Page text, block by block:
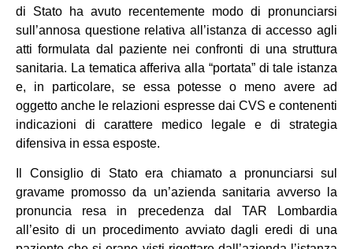
di Stato ha avuto recentemente modo di pronunciarsi
sull’annosa questione relativa all’istanza di accesso agli
atti formulata dal paziente nei confronti di una struttura
sanitaria. La tematica afferiva alla “portata” di tale istanza
e, in particolare, se essa potesse o meno avere ad
oggetto anche le relazioni espresse dai CVS e contenenti
indicazioni di carattere medico legale e di strategia
difensiva in essa esposte.
Il Consiglio di Stato era chiamato a pronunciarsi sul
gravame promosso da un’azienda sanitaria avverso la
pronuncia resa in precedenza dal TAR Lombardia
all’esito di un procedimento avviato dagli eredi di una